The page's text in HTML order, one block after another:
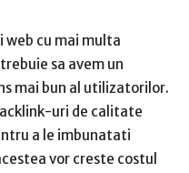
web cu mai multa
sa avem un
mai bun al utilizatorilor.
uri de calitate
a le imbunatati
vor creste costul